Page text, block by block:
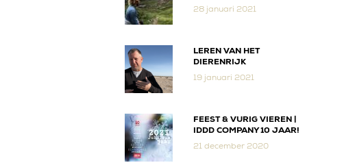
28 januari 2021
LEREN VAN HET
DIERENRIJK
19 januari 2021
FEEST & VURIG VIEREN |
IDDD COMPANY 10 JAAR!
21 december 2020